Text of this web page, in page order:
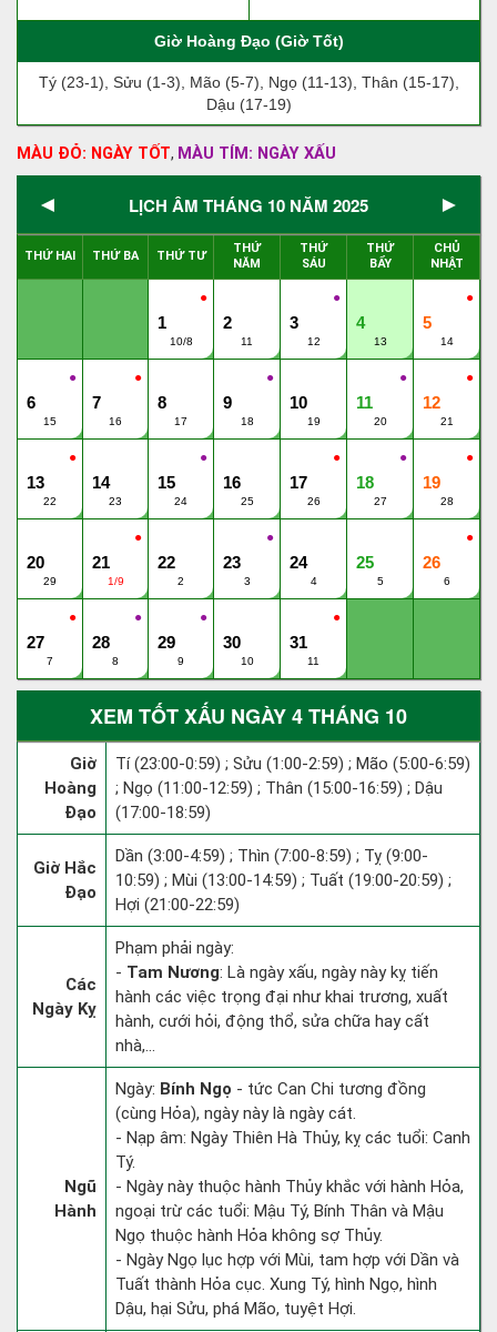
Giờ Hoàng Đạo (Giờ Tốt)
Tý (23-1), Sửu (1-3), Mão (5-7), Ngọ (11-13), Thân (15-17),
Dậu (17-19)
MÀU ĐỎ: NGÀY TỐT, MÀU TÍM: NGÀY XẤU
◄ LỊCH ÂM THÁNG 10 NĂM 2025 ►
THỨ HAI THỨ BA THỨ TƯ
THỨ
NĂM
THỨ
SÁU
THỨ
BẨY
CHỦ
NHẬT
●
1
10/8
2
11
●
3
12
4
13
●
5
14
●
6
15
●
7
16
8
17
●
9
18
10
19
●
11
20
●
12
21
●
13
22
14
23
●
15
24
16
25
●
17
26
●
18
27
●
19
28
20
29
●
21
1/9
22
2
●
23
3
24
4
25
5
●
26
6
●
27
7
●
28
8
●
29
9
30
10
●
31
11
XEM TỐT XẤU NGÀY 4 THÁNG 10
Giờ
Hoàng
Đạo
Tí (23:00-0:59) ; Sửu (1:00-2:59) ; Mão (5:00-6:59)
; Ngọ (11:00-12:59) ; Thân (15:00-16:59) ; Dậu
(17:00-18:59)
Giờ Hắc
Đạo
Dần (3:00-4:59) ; Thìn (7:00-8:59) ; Tỵ (9:00-
10:59) ; Mùi (13:00-14:59) ; Tuất (19:00-20:59) ;
Hợi (21:00-22:59)
Các
Ngày Kỵ
Phạm phải ngày:
- Tam Nương: Là ngày xấu, ngày này kỵ tiến
hành các việc trọng đại như khai trương, xuất
hành, cưới hỏi, động thổ, sửa chữa hay cất
nhà,...
Ngũ
Hành
Ngày: Bính Ngọ - tức Can Chi tương đồng
(cùng Hỏa), ngày này là ngày cát.
- Nạp âm: Ngày Thiên Hà Thủy, kỵ các tuổi: Canh
Tý.
- Ngày này thuộc hành Thủy khắc với hành Hỏa,
ngoại trừ các tuổi: Mậu Tý, Bính Thân và Mậu
Ngọ thuộc hành Hỏa không sợ Thủy.
- Ngày Ngọ lục hợp với Mùi, tam hợp với Dần và
Tuất thành Hỏa cục. Xung Tý, hình Ngọ, hình
Dậu, hại Sửu, phá Mão, tuyệt Hợi.